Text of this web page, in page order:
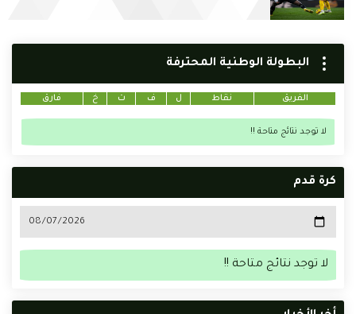
البطولة الوطنية المحترفة
الفريق نقاط ل ف ت خ فارق
لا توجد نتائج متاحة !!
كرة قدم
لا توجد نتائج متاحة !!